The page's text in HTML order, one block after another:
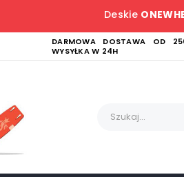
Deskie
DARMOWA DOSTAWA OD
WYSYŁKA W 24H